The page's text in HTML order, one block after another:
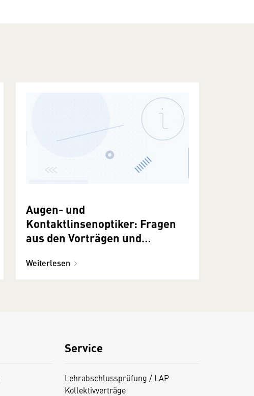
Augen- und
Kontaktlinsenoptiker: Fragen
aus den Vorträgen und
Weiterlesen
Service
Lehrabschlussprüfung / LAP
Kollektivverträge